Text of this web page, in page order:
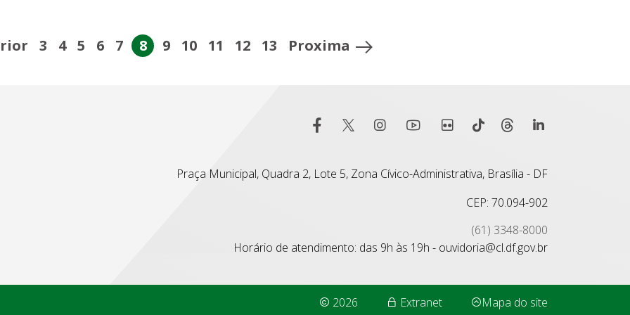
3 4 5 6 7 8 9 10 11 12 13 Proxima
Praça Municipal, Quadra 2, Lote 5, Zona Cívico-Administrativa, Brasília - DF
CEP: 70.094-902
(61) 3348-8000
Horário de atendimento: das 9h às 19h - ouvidoria@cl.df.gov.br
2026 Extranet Mapa do site